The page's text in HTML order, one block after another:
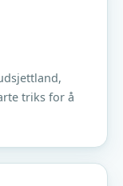
triks for å